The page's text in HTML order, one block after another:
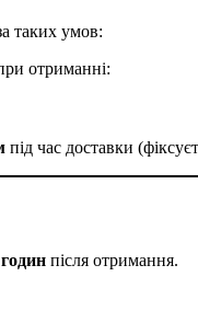
таких умов:
отриманні:
під час доставки
після отримання.